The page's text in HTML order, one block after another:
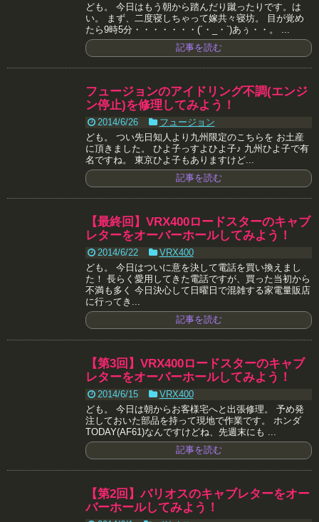
ども。 今日はもう朝から踏んだり蹴ったりです。は
い。 まず、二度寝しちゃって嫁共々寝坊。 目が覚め
たら9時5分・・・・・・・(´・_・`)あぅ・・。 ...
記事を読む
フュージョンのアイドリング不調(エンジ
ン停止)を修理してみよう！
2014/6/26
フュージョン
ども。 つい先日知人より九州限定のこちらを お土産
に頂きました。 ひよ子っすよひよ子♪ 九州ひよ子で有
名ですね。 東京ひよ子もありますけど...
記事を読む
【最終回】VRX400ロードスターのキャブ
レターをオーバーホールしてみよう！
2014/6/22
VRX400
ども。 今日はついに意を決して電話を買い換えまし
た！ 長らく愛用してきた電話ですが、買った当初から
不満も多く 今日決心して日曜日で混雑する家電量販店
に行ってき...
記事を読む
【第3回】VRX400ロードスターのキャブ
レターをオーバーホールしてみよう！
2014/6/15
VRX400
ども。 今日は朝からお客様宅へと出張修理。 予め発
注しておいた部品を持って現地で作業です。 ホンダ
TODAY(AF61)なんですけどね、先週末にも ...
記事を読む
【第2回】バリオスのキャブレターをオー
バーホールしてみよう！